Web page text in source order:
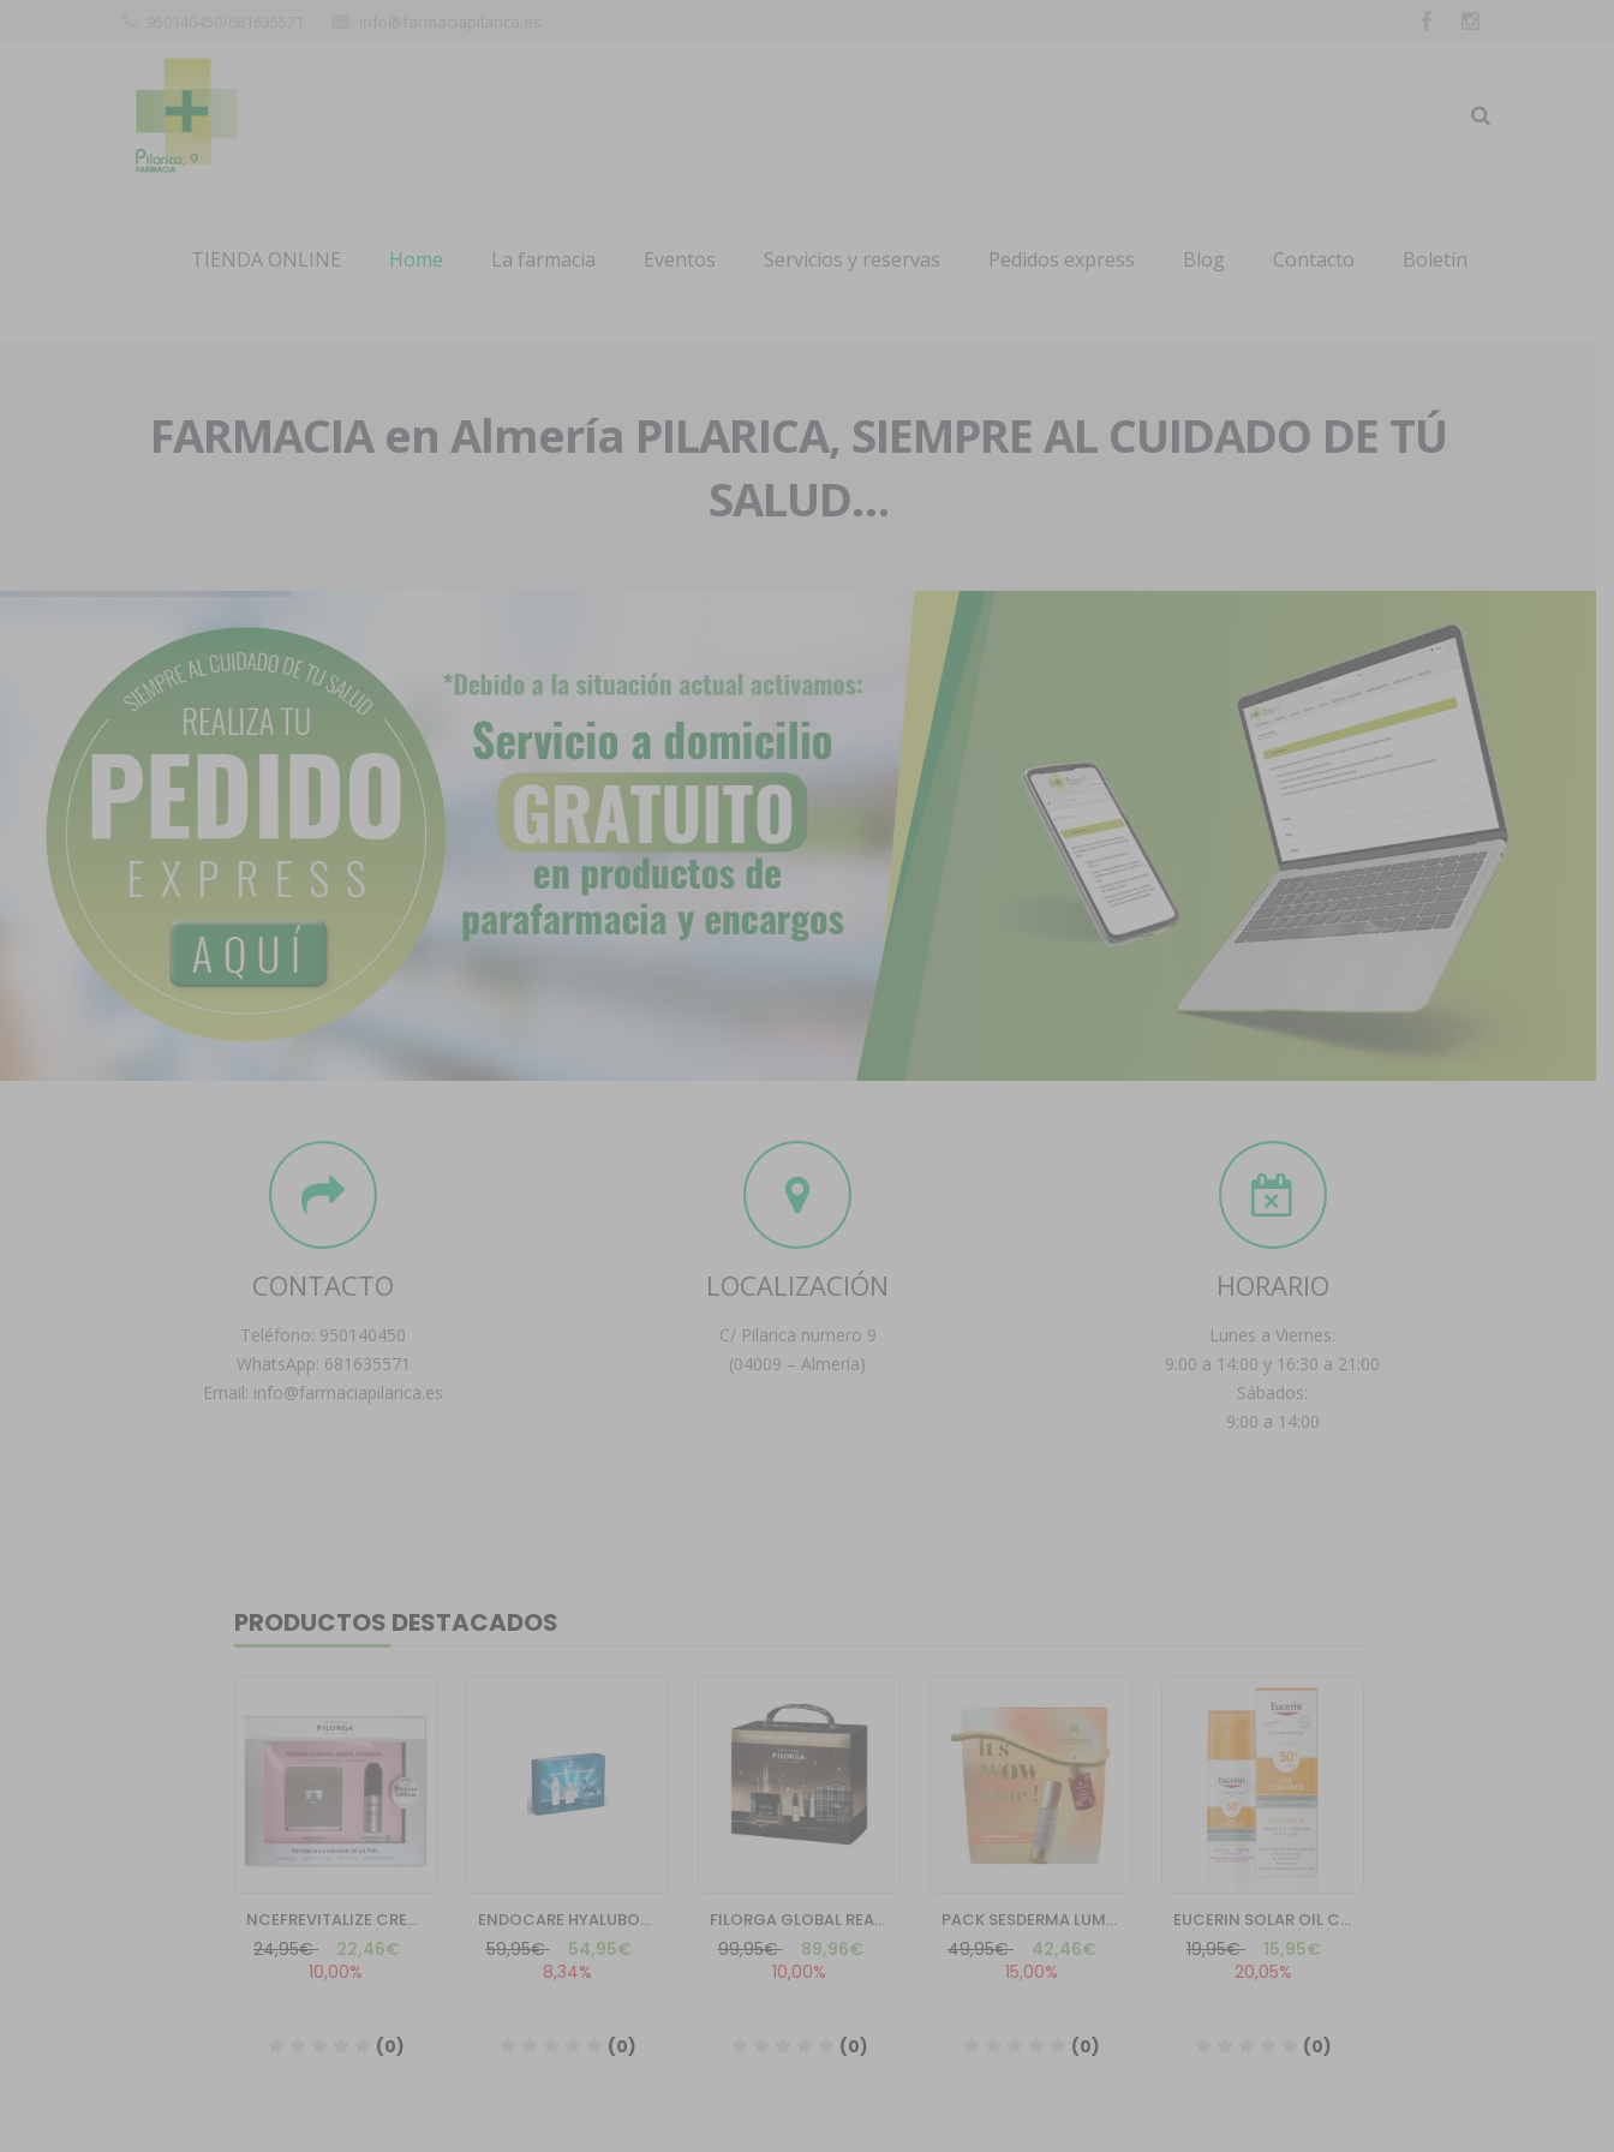
TIENDA ONLINE Home La farmacia Eventos Servicios y reservas Pedidos express Blog Contacto Boletín
FARMACIA en Almería PILARICA, SIEMPRE AL CUIDADO DE TÚ
SALUD…
CONTACTO
Teléfono: 950140450
WhatsApp: 681635571
Email: info@farmaciapilarica.es
LOCALIZACIÓN
C/ Pilarica numero 9
(04009 – Almería)
HORARIO
Lunes a Viernes:
9:00 a 14:00 y 16:30 a 21:00
Sábados:
9:00 a 14:00